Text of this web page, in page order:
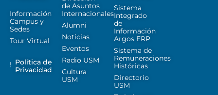
Información
Campus y
Sedes
Tour Virtual
Política de
Privacidad
de Asuntos
Internacionales
Alumni
Noticias
Eventos
Radio USM
Cultura
USM
Sistema
Integrado
de
Información
Argos ERP
Sistema de
Remuneraciones
Históricas
Directorio
USM